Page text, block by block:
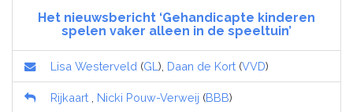
Het nieuwsbericht ‘Gehandicapte kinderen
spelen vaker alleen in de speeltuin’
Lisa Westerveld (GL ), Daan de Kort (VVD)
Rijkaart Nicki Pouw-Verweij (BBB)